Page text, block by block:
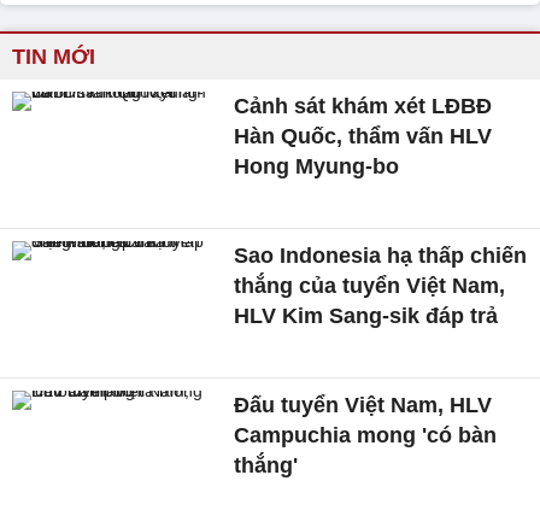
TIN MỚI
Cảnh sát khám xét LĐBĐ
Hàn Quốc, thẩm vấn HLV
Hong Myung-bo
Sao Indonesia hạ thấp chiến
thắng của tuyển Việt Nam,
HLV Kim Sang-sik đáp trả
Đấu tuyển Việt Nam, HLV
Campuchia mong 'có bàn
thắng'